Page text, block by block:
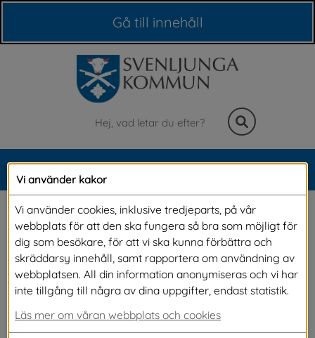
Gå till innehåll
Sök
Meny
Bygga utan bygglov eller
anmälan
Nu kan du som småhusägare ta hjälp av en ny
vägledning från Boverket. Den vänder sig i
Vi använder kakor
Vi använder cookies, inklusive tredjeparts, på vår
webbplats för att den ska fungera så bra som möjligt för
dig som besökare, för att vi ska kunna förbättra och
skräddarsy innehåll, samt rapportera om användning av
webbplatsen. All din information anonymiseras och vi har
inte tillgång till några av dina uppgifter, endast statistik.
Läs mer om våran webbplats och cookies